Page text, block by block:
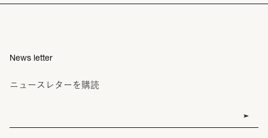
News letter
ニュースレターを購読